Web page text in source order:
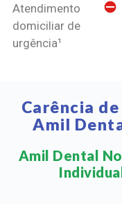
Atendimento
domiciliar de
urgência¹
Carência
Amil
Amil Dental